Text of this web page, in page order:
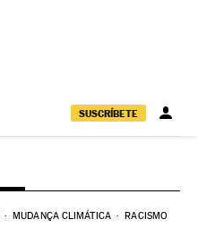
SUSCRÍBETE
MUDANÇA CLIMÁTICA RACISMO